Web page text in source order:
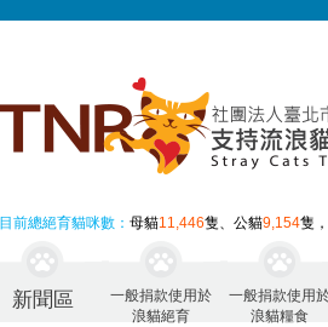
目前總絕育貓咪數： 母貓11,446隻、公貓9,154隻
新聞區
一般捐款使用於
浪貓絕育
一般捐款使用
浪貓糧食